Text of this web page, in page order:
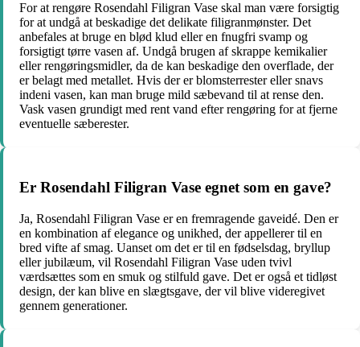
For at rengøre Rosendahl Filigran Vase skal man være forsigtig
for at undgå at beskadige det delikate filigranmønster. Det
anbefales at bruge en blød klud eller en fnugfri svamp og
forsigtigt tørre vasen af. Undgå brugen af skrappe kemikalier
eller rengøringsmidler, da de kan beskadige den overflade, der
er belagt med metallet. Hvis der er blomsterrester eller snavs
indeni vasen, kan man bruge mild sæbevand til at rense den.
Vask vasen grundigt med rent vand efter rengøring for at fjerne
eventuelle sæberester.
Er Rosendahl Filigran Vase egnet som en gave?
Ja, Rosendahl Filigran Vase er en fremragende gaveidé. Den er
en kombination af elegance og unikhed, der appellerer til en
bred vifte af smag. Uanset om det er til en fødselsdag, bryllup
eller jubilæum, vil Rosendahl Filigran Vase uden tvivl
værdsættes som en smuk og stilfuld gave. Det er også et tidløst
design, der kan blive en slægtsgave, der vil blive videregivet
gennem generationer.